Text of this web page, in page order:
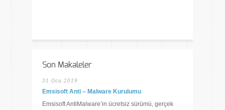
Son Makaleler
31 Oca 2019
Emsisoft Anti – Malware Kurulumu
Emsisoft AntiMalware’in ücretsiz sürümü, gerçek